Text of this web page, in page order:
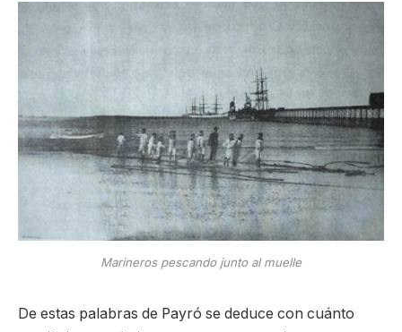
Marineros pescando junto al muelle
De estas palabras de Payró se deduce con cuánto